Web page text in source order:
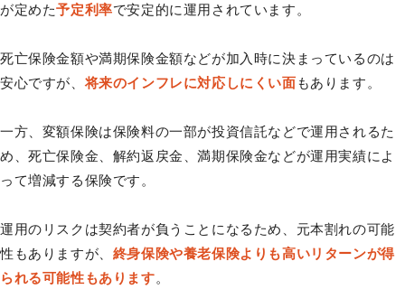
が定めた予定利率で安定的に運用されています。
死亡保険金額や満期保険金額などが加入時に決まっているのは
安心ですが、将来のインフレに対応しにくい面 もあります。
一方、変額保険は保険料の一部が投資信託などで運用されるた
め、死亡保険金、解約返戻金、満期保険金などが運用実績によ
って増減する保険です。
運用のリスクは契約者が負うことになるため、元本割れの可能
性もありますが、 終身保険や養老保険よりも高いリターンが得
られる可能性もあります。